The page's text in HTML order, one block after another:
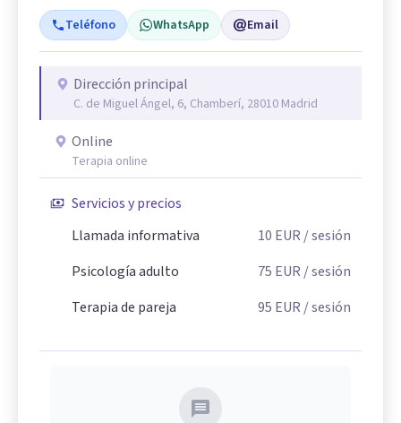
Teléfono WhatsApp Email
Dirección principal
C. de Miguel Ángel, 6, Chamberí, 28010 Madrid
Online
Terapia online
Servicios y precios
Llamada informativa
10 EUR / sesión
Psicología adulto
75 EUR / sesión
Terapia de pareja
95 EUR / sesión